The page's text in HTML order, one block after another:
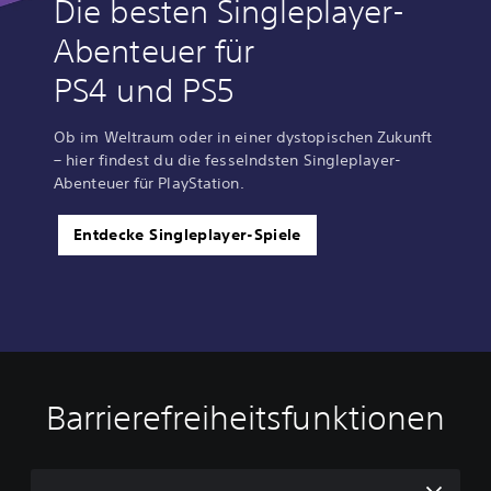
Die besten Singleplayer-
Abenteuer für
PS4 und PS5
Ob im Weltraum oder in einer dystopischen Zukunft
– hier findest du die fesselndsten Singleplayer-
Abenteuer für PlayStation.
Entdecke Singleplayer-Spiele
Barrierefreiheitsfunktionen
U
n
A
n
S
p